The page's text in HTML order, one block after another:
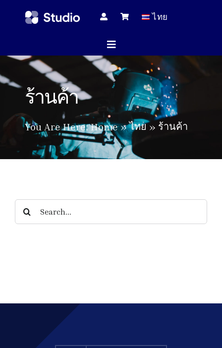
ไทย
Toggle
Navigation
บทความทา
บริการ
ร้านค้า
You Are Here: Home ไทย ร้านค้า
Search
for: